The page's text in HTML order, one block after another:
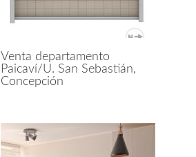
Venta departamento
Paicaví/U. San Sebastián,
Concepción